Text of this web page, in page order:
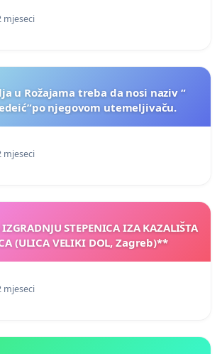
mjeseci
u Rožajama treba da nosi naziv “
njegovom utemeljivaču.
mjeseci
STEPENICA IZA KAZALIŠTA
(ULICA VELIKI DOL, Zagreb)**
mjeseci